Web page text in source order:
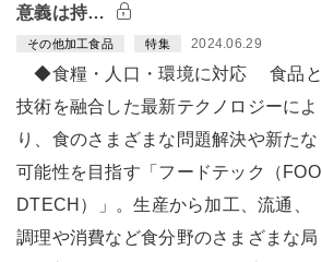
意義は持…
その他加工食品 特集 2024.06.29
◆食糧・人口・環境に対応 食品と
技術を融合した最新テクノロジーによ
り、食のさまざまな問題解決や新たな
可能性を目指す「フードテック（FOO
DTECH）」。生産から加工、流通、
調理や消費など食分野のさまざまな局